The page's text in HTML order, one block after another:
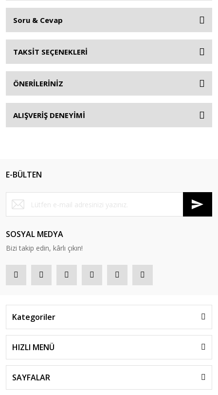
Soru & Cevap
TAKSİT SEÇENEKLERİ
ÖNERİLERİNİZ
ALIŞVERİŞ DENEYİMİ
E-BÜLTEN
SOSYAL MEDYA
Bizi takip edin, kârlı çıkın!
Kategoriler
HIZLI MENÜ
SAYFALAR